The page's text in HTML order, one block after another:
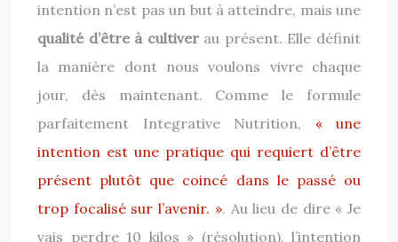
intention n’est pas un but à atteindre, mais une
qualité d’être à cultiverau présent. Elle définit
la manière dont nous voulons vivre chaque
jour, dès maintenant. Comme le formule
parfaitement Integrative Nutrition, « une
intention est une pratique qui requiert d’être
présent plutôt que coincé dans le passé ou
trop focalisé sur l’avenir. ». Au lieu de dire « Je
vais perdre 10 kilos » (résolution), l’intention